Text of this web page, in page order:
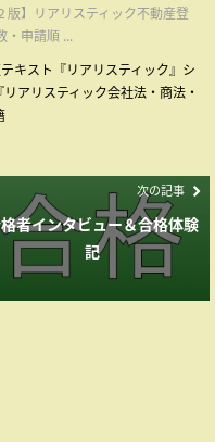
版】リアリスティック不動産登
・申請順 ...
キスト『リアリスティック』シ
アリスティック会社法・商法・
次の記事
者インタビュー＆合格体験
記